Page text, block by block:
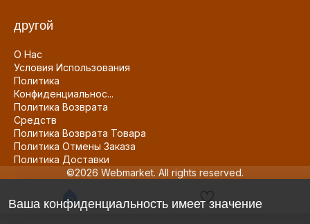
другой
О Нас
Условия Использования
Политика
Конфиденциальнос...
Политика Возврата
Средств
Политика Возврата Товара
Политика Отмены Заказа
Политика Доставки
©2026 Webmarket. All rights reserved.
Ваша конфиденциальность имеет значение